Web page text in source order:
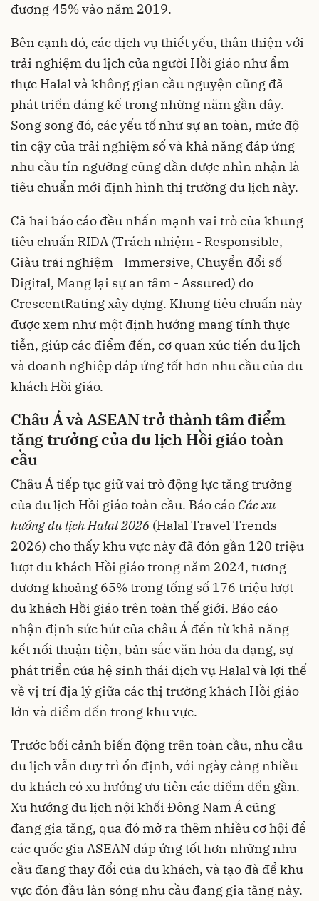
đương 45% vào năm 2019.
Bên cạnh đó, các dịch vụ thiết yếu, thân thiện với
trải nghiệm du lịch của người Hồi giáo như ẩm
thực Halal và không gian cầu nguyện cũng đã
phát triển đáng kể trong những năm gần đây.
Song song đó, các yếu tố như sự an toàn, mức độ
tin cậy của trải nghiệm số và khả năng đáp ứng
nhu cầu tín ngưỡng cũng dần được nhìn nhận là
tiêu chuẩn mới định hình thị trường du lịch này.
Cả hai báo cáo đều nhấn mạnh vai trò của khung
tiêu chuẩn RIDA (Trách nhiệm - Responsible,
Giàu trải nghiệm - Immersive, Chuyển đổi số -
Digital, Mang lại sự an tâm - Assured) do
CrescentRating xây dựng. Khung tiêu chuẩn này
được xem như một định hướng mang tính thực
tiễn, giúp các điểm đến, cơ quan xúc tiến du lịch
và doanh nghiệp đáp ứng tốt hơn nhu cầu của du
khách Hồi giáo.
Châu Á và ASEAN trở thành tâm điểm
tăng trưởng của du lịch Hồi giáo toàn
cầu
Châu Á tiếp tục giữ vai trò động lực tăng trưởng
của du lịch Hồi giáo toàn cầu. Báo cáo Các xu
hướng du lịch Halal 2026 (Halal Travel Trends
2026) cho thấy khu vực này đã đón gần 120 triệu
lượt du khách Hồi giáo trong năm 2024, tương
đương khoảng 65% trong tổng số 176 triệu lượt
du khách Hồi giáo trên toàn thế giới. Báo cáo
nhận định sức hút của châu Á đến từ khả năng
kết nối thuận tiện, bản sắc văn hóa đa dạng, sự
phát triển của hệ sinh thái dịch vụ Halal và lợi thế
về vị trí địa lý giữa các thị trường khách Hồi giáo
lớn và điểm đến trong khu vực.
Trước bối cảnh biến động trên toàn cầu, nhu cầu
du lịch vẫn duy trì ổn định, với ngày càng nhiều
du khách có xu hướng ưu tiên các điểm đến gần.
Xu hướng du lịch nội khối Đông Nam Á cũng
đang gia tăng, qua đó mở ra thêm nhiều cơ hội để
các quốc gia ASEAN đáp ứng tốt hơn những nhu
cầu đang thay đổi của du khách, và tạo đà để khu
vực đón đầu làn sóng nhu cầu đang gia tăng này.